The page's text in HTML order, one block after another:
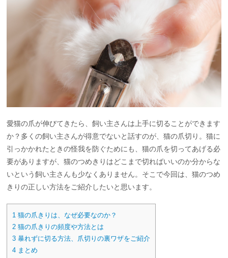
愛猫の爪が伸びてきたら、飼い主さんは上手に切ることができます
か？多くの飼い主さんが得意でないと話すのが、猫の爪切り。猫に
引っかかれたときの怪我を防ぐためにも、猫の爪を切ってあげる必
要がありますが、猫のつめきりはどこまで切ればいいのか分からな
いという飼い主さんも少なくありません。そこで今回は、猫のつめ
きりの正しい方法をご紹介したいと思います。
1 猫の爪きりは、なぜ必要なのか？
2 猫の爪きりの頻度や方法とは
3 暴れずに切る方法、爪切りの裏ワザをご紹介
4 まとめ